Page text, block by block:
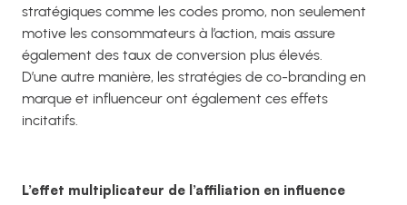
stratégiques comme les codes promo, non seulement
motive les consommateurs à l’action, mais assure
également des taux de conversion plus élevés.
D’une autre manière, les stratégies de co-branding en
marque et influenceur ont également ces effets
incitatifs.
L’effet multiplicateur de l’affiliation en influence